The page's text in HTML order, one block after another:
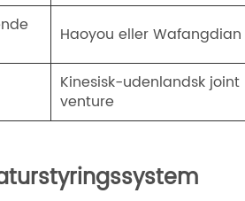
Haoyou eller Wafangdian
Kinesisk-udenlandsk joint
venture